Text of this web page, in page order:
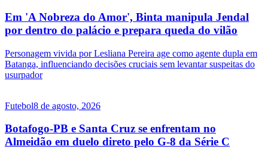
Em 'A Nobreza do Amor', Binta manipula Jendal
por dentro do palácio e prepara queda do vilão
Personagem vivida por Lesliana Pereira age como agente dupla em
Batanga, influenciando decisões cruciais sem levantar suspeitas do
usurpador
Futebol8 de agosto, 2026
Botafogo-PB e Santa Cruz se enfrentam no
Almeidão em duelo direto pelo G-8 da Série C